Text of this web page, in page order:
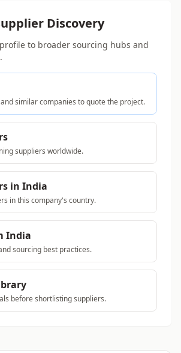
Discovery
to broader sourcing hubs and
similar companies to quote the project.
suppliers worldwide.
in India
in this company's country.
India
sourcing best practices.
before shortlisting suppliers.